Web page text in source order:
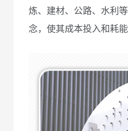
炼、建材、公路、水利
念，使其成本投入和耗